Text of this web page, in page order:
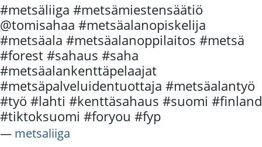
#metsäliiga #metsämiestensäätiö
@tomisahaa #metsäalanopiskelija
#metsäala #metsäalanoppilaitos #metsä
#forest #sahaus #saha
#metsäalankenttäpelaajat
#metsäpalveluidentuottaja #metsäalantyö
#työ #lahti #kenttäsahaus #suomi #finland
#tiktoksuomi #foryou #fyp
― metsaliiga